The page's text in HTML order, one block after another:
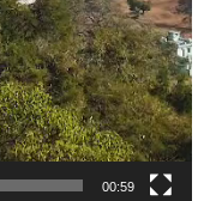
00:59